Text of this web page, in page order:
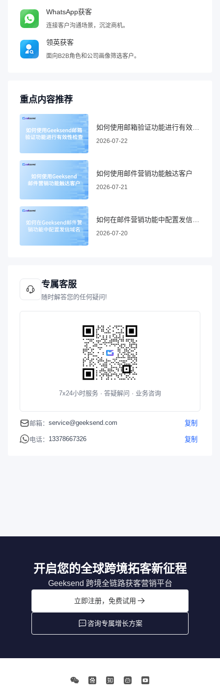
WhatsApp获客
连接客户沟通场景，沉淀商机。
领英获客
面向B2B角色和公司画像筛选客户。
重点内容推荐
2026-07-22
如何使用邮件营销功能触达客户
2026-07-21
2026-07-20
专属客服
随时解答您的任何疑问!
7x24小时服务 · 答疑解问 · 业务咨询
邮箱： service@geeksend.com 复制
电话： 13378667326 复制
开启您的全球跨境拓客新征程
Geeksend 跨境全链路获客营销平台
立即注册，免费试用
咨询专属增长方案